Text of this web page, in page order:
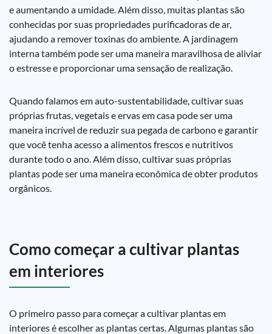
e aumentando a umidade. Além disso, muitas plantas são
conhecidas por suas propriedades purificadoras de ar,
ajudando a remover toxinas do ambiente. A jardinagem
interna também pode ser uma maneira maravilhosa de aliviar
o estresse e proporcionar uma sensação de realização.
Quando falamos em auto-sustentabilidade, cultivar suas
próprias frutas, vegetais e ervas em casa pode ser uma
maneira incrível de reduzir sua pegada de carbono e garantir
que você tenha acesso a alimentos frescos e nutritivos
durante todo o ano. Além disso, cultivar suas próprias
plantas pode ser uma maneira econômica de obter produtos
orgânicos.
Como começar a cultivar plantas
em interiores
O primeiro passo para começar a cultivar plantas em
interiores é escolher as plantas certas. Algumas plantas são